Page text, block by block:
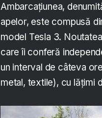
Ambarcațiunea,
apelor, este compusă
model Tesla 3.
care îi conferă
un interval de câteva
metal, textile), cu lățimi